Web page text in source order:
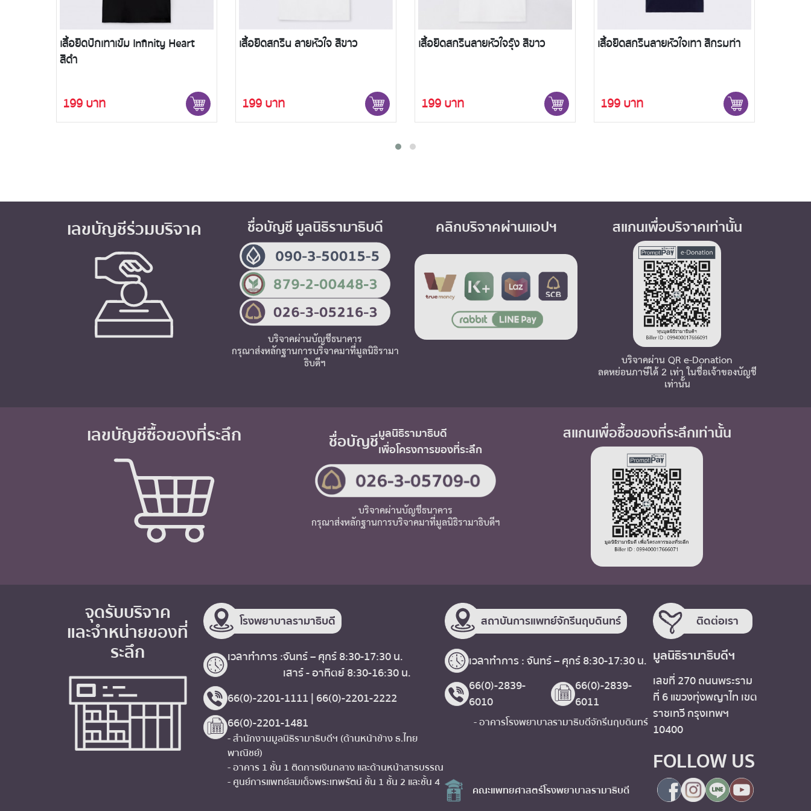
เสื้อยืดสกรีน ลายหัวใจ สีขาว
199 บาท
เสื้อยืดสกรีนลายหัวใจรุ้ง สีขาว
199 บาท
เสื้อยืดสกรีนลายหัวใจเทา สีกรมท่า
199 บาท
เสื้อยืดสกรีนลายหัวใจเทาเข้ม สีดำ
199 บาท
เลขบัญชีร่วมบริจาค ชื่อบัญชี มูลนิธิรามาธิบดี
บริจาคผ่านบัญชีธนาคาร
กรุณาส่งหลักฐานการบริจาคมาที่มูลนิธิรามา
ธิบดีฯ
คลิกบริจาคผ่านแอปฯ สแกนเพื่อบริจาคเท่านั้น
บริจาคผ่าน QR e-Donation
ลดหย่อนภาษีได้ 2 เท่า ในชื่อเจ้าของบัญชี
เท่านั้น
เลขบัญชีซื้อของที่ระลึก ชื่อบัญชีมูลนิธิรามาธิบดี
เพื่อโครงการของที่ระลึก
บริจาคผ่านบัญชีธนาคาร
กรุณาส่งหลักฐานการบริจาคมาที่มูลนิธิรามาธิบดีฯ
สแกนเพื่อซื้อของที่ระลึกเท่านั้น
จุดรับบริจาค
และจำหน่ายของที่
ระลึก
โรงพยาบาลรามาธิบดี
เวลาทำการ :จันทร์ – ศุกร์ 8:30-17:30 น.
เสาร์ - อาทิตย์ 8:30-16:30 น.
66(0)-2201-1111 | 66(0)-2201-2222
66(0)-2201-1481
- สำนักงานมูลนิธิรามาธิบดีฯ (ด้านหน้าข้าง ธ.ไทย
พาณิชย์)
- อาคาร 1 ชั้น 1 ติดการเงินกลาง และด้านหน้าสารบรรณ
- ศูนย์การแพทย์สมเด็จพระเทพรัตน์ ชั้น 1 ชั้น 2 และชั้น 4
สถาบันการแพทย์จักรีนฤบดินทร์
เวลาทำการ : จันทร์ – ศุกร์ 8:30-17:30 น.
66(0)-2839-
6010
66(0)-2839-
6011
- อาคารโรงพยาบาลรามาธิบดีจักรีนฤบดินทร์
คณะแพทยศาสตร์โรงพยาบาลรามาธิบดี
ติดต่อเรา
มูลนิธิรามาธิบดีฯ
เลขที่ 270 ถนนพระราม
ที่ 6 แขวงทุ่งพญาไท เขต
ราชเทวี กรุงเทพฯ
10400
FOLLOW US